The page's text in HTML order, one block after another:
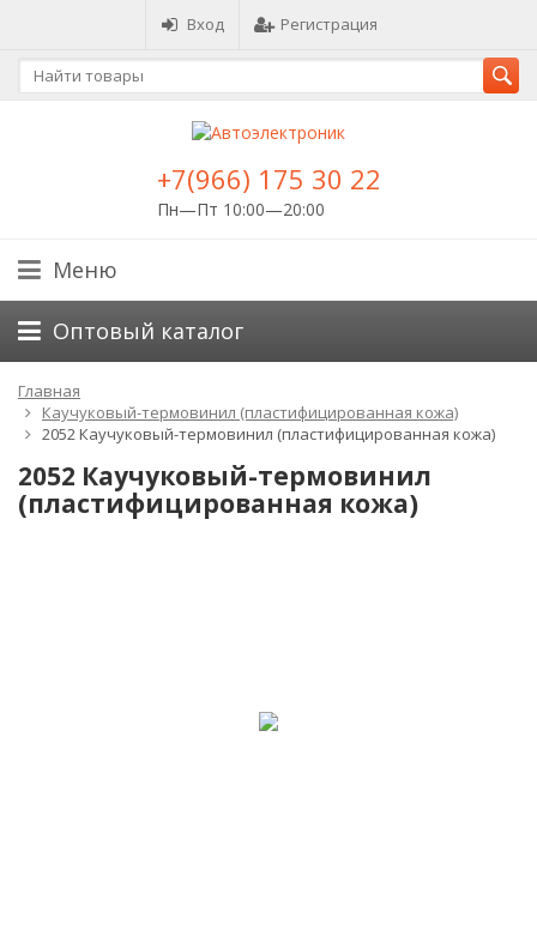
Вход Регистрация
+7(966) 175 30 22
Пн—Пт 10:00—20:00
Меню
Оптовый каталог
Главная
Каучуковый-термовинил (пластифицированная кожа)
2052 Каучуковый-термовинил (пластифицированная кожа)
2052 Каучуковый-термовинил
(пластифицированная кожа)